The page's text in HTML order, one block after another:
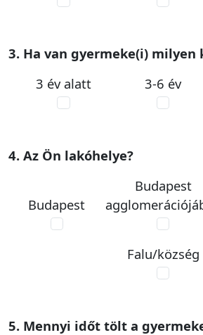
3. Ha van gyermeke(i) milyen
3 év alatt
3-6 év
4. Az Ön lakóhelye?
Budapest
Budapest
Falu/község
5. Mennyi időt tölt a